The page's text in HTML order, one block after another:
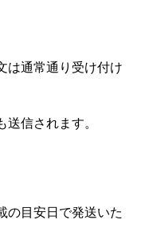
は通常通り受け付け
信されます。
の目安日で発送いた